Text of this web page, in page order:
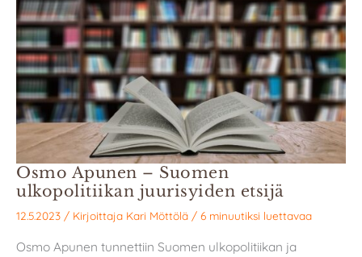
Osmo Apunen – Suomen
ulkopolitiikan juurisyiden etsijä
12.5.2023 / Kirjoittaja Kari Möttölä / 6 minuutiksi luettavaa
Osmo Apunen tunnettiin Suomen ulkopolitiikan ja